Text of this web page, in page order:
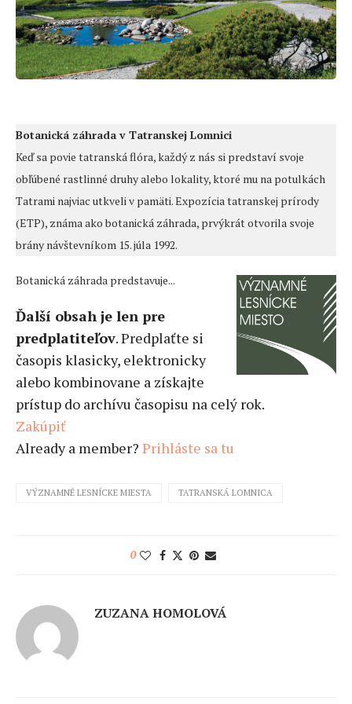
Botanická záhrada v Tatranskej Lomnici
Keď sa povie tatranská flóra, každý z nás si predstaví svoje
obľúbené rastlinné druhy alebo lokality, ktoré mu na potulkách
Tatrami najviac utkveli v pamäti. Expozícia tatranskej prírody
(ETP), známa ako botanická záhrada, prvýkrát otvorila svoje
brány návštevníkom 15. júla 1992.
Botanická záhrada predstavuje...
Ďalší obsah je len pre
predplatiteľov. Predplaťte si
časopis klasicky, elektronicky
alebo kombinovane a získajte
prístup do archívu časopisu na celý rok.
Zakúpiť
Already a member? Prihláste sa tu
VÝZNAMNÉ LESNÍCKE MIESTA TATRANSKÁ LOMNICA
0
ZUZANA HOMOLOVÁ